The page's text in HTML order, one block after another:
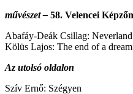
művészet – 58. Velencei
Abafáy-Deák Csillag: Neverland
Kölüs Lajos: The end of a
Az utolsó oldalon
Szív Ernő: Szégyen